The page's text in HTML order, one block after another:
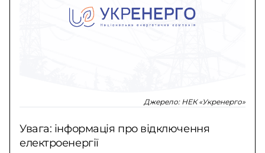
Джерело: НЕК «Укренерго»
Увага: інформація про відключення
електроенергії